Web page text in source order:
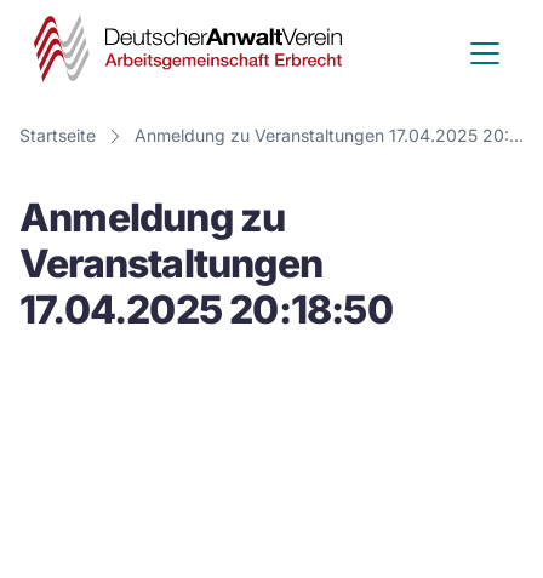
Deutscher
Anwalt
Verein
Startseite Anmeldung zu Veranstaltungen 17.04.2025 20:18:50
Anmeldung zu
Veranstaltungen
17.04.2025 20:18:50